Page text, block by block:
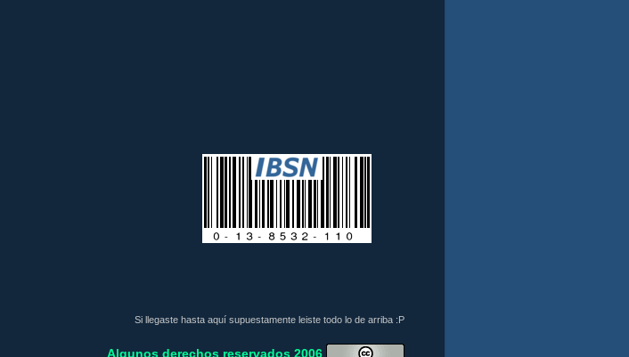
Si llegaste hasta aquí supuestamente leiste todo lo de arriba :P
Algunos derechos reservados 2006